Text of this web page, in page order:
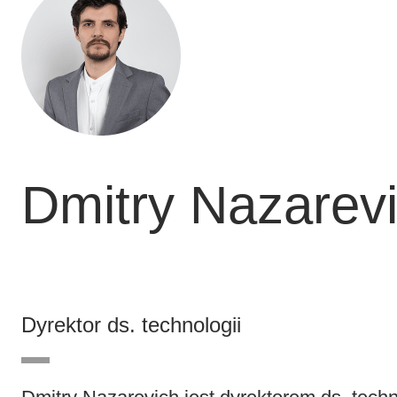
Dmitry
Dyrektor ds. technologii